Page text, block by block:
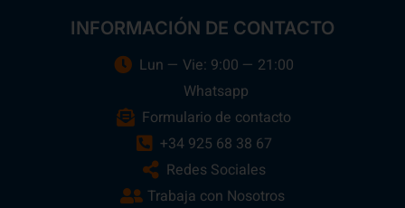
INFORMACIÓN DE CONTACTO
Lun — Vie: 9:00 — 21:00
Whatsapp
Formulario de contacto
+34 925 68 38 67
Redes Sociales
Trabaja con Nosotros